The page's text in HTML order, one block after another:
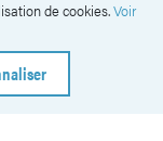
de cookies.Voir